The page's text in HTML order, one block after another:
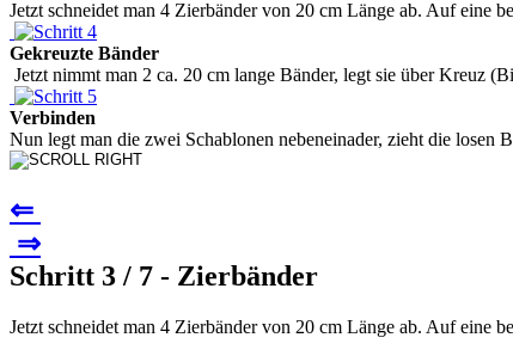
Jetzt schneidet man 4 Zierbänder von 20 cm Länge ab. Auf eine
Gekreuzte Bänder
Jetzt nimmt man 2 ca. 20 cm lange Bänder, legt sie über Kreuz
Verbinden
Nun legt man die zwei Schablonen nebeneinader, zieht die losen
⇐
⇒
Schritt 3 / 7 - Zierbänder
Jetzt schneidet man 4 Zierbänder von 20 cm Länge ab. Auf eine